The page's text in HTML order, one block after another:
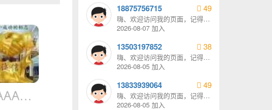
18875756715 49
嗨、欢迎访问我的页面，记得给
我发消息哦。
2026-08-07 加入
13503197852 38
嗨、欢迎访问我的页面，记得给
我发消息哦。
2026-08-05 加入
13833939064 49
嗨、欢迎访问我的页面，记得给
我发消息哦。
2026-08-05 加入